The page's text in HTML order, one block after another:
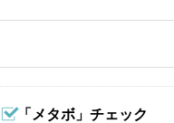
「メタボ」チェック